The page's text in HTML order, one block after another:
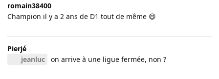
romain38400
Champion il y a 2 ans de D1 tout de même 😄
Pierjé
jeanluc
on arrive à une ligue fermée, non ?